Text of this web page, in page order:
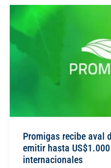
Promigas recibe aval
emitir hasta
internacionales